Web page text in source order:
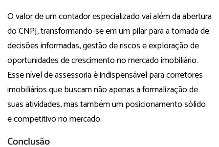
O valor de um contador especializado vai além da abertura
do CNPJ, transformando-se em um pilar para a tomada de
decisões informadas, gestão de riscos e exploração de
oportunidades de crescimento no mercado imobiliário.
Esse nível de assessoria é indispensável para corretores
imobiliários que buscam não apenas a formalização de
suas atividades, mas também um posicionamento sólido
e competitivo no mercado.
Conclusão